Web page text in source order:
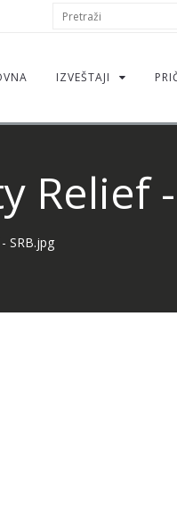
Search
form
IZVEŠTAJI
Relief
SRB.jpg